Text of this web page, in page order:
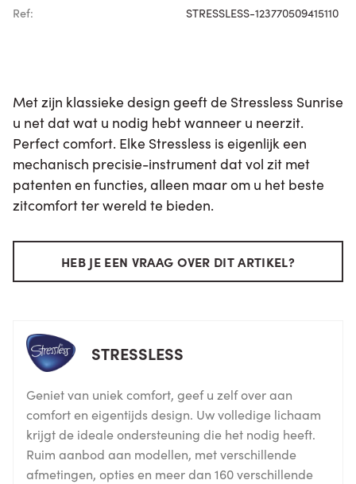
Ref: STRESSLESS-123770509415110
Met zijn klassieke design geeft de Stressless Sunrise
u net dat wat u nodig hebt wanneer u neerzit.
Perfect comfort. Elke Stressless is eigenlijk een
mechanisch precisie-instrument dat vol zit met
patenten en functies, alleen maar om u het beste
zitcomfort ter wereld te bieden.
HEB JE EEN VRAAG OVER DIT ARTIKEL?
STRESSLESS
Geniet van uniek comfort, geef u zelf over aan
comfort en eigentijds design. Uw volledige lichaam
krijgt de ideale ondersteuning die het nodig heeft.
Ruim aanbod aan modellen, met verschillende
afmetingen, opties en meer dan 160 verschillende